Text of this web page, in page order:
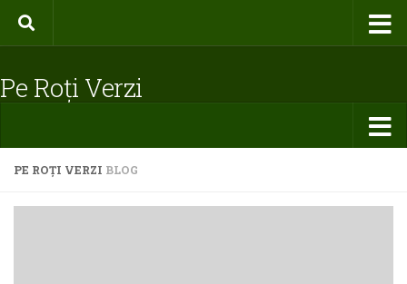
Pe Roți Verzi
PE ROȚI VERZI BLOG